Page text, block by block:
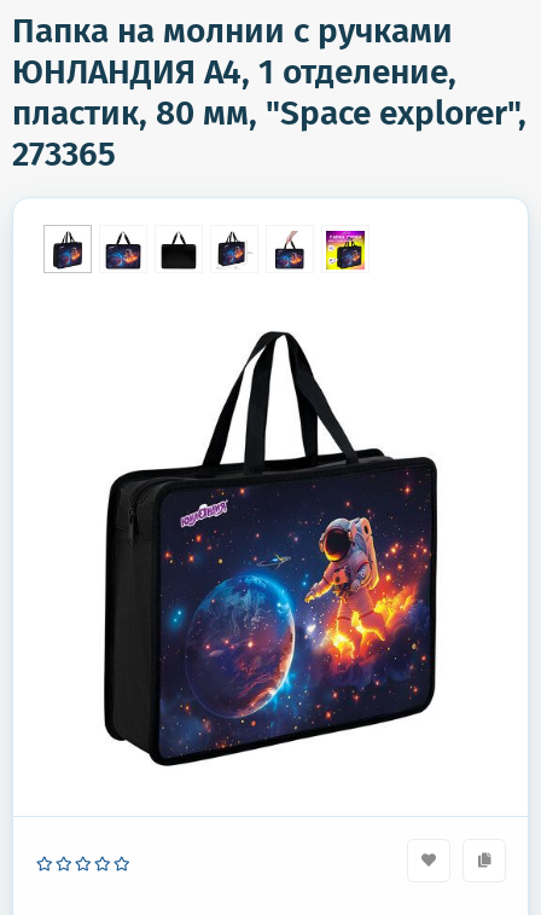
Папка на молнии с ручками
ЮНЛАНДИЯ А4, 1 отделение,
пластик, 80 мм, "Space explorer",
273365